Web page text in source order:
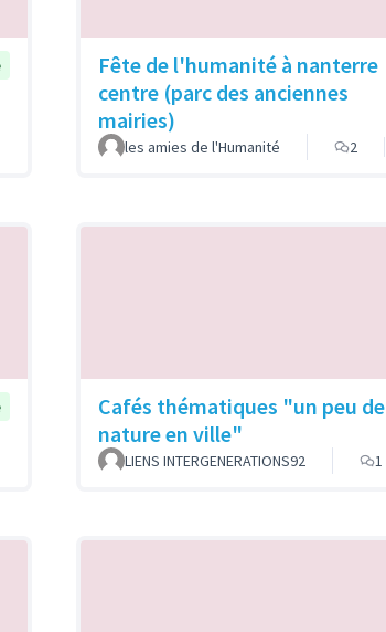
Fête de l'humanité à nanterre
centre (parc des anciennes
mairies)
les amies de l'Humanité 2
Cafés thématiques "un peu de
nature en ville"
LIENS INTERGENERATIONS92 1